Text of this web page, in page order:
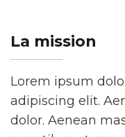
La mission
Lorem ipsum
adipiscing elit.
dolor. Aenean